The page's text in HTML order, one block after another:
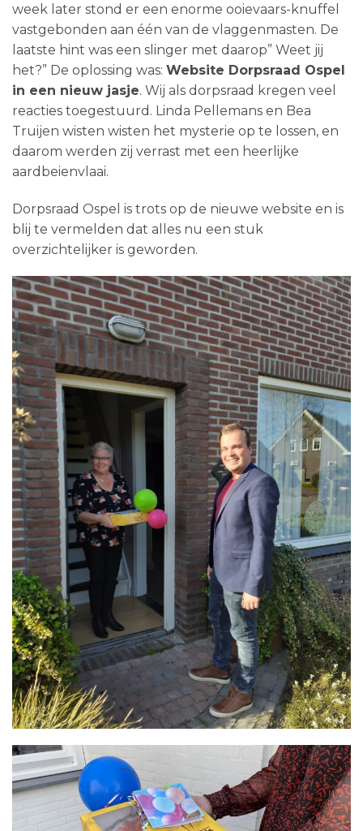
week later stond er een enorme ooievaars-knuffel
vastgebonden aan één van de vlaggenmasten. De
laatste hint was een slinger met daarop” Weet jij
het?” De oplossing was: Website Dorpsraad Ospel
in een nieuw jasje. Wij als dorpsraad kregen veel
reacties toegestuurd. Linda Pellemans en Bea
Truijen wisten wisten het mysterie op te lossen, en
daarom werden zij verrast met een heerlijke
aardbeienvlaai.
Dorpsraad Ospel is trots op de nieuwe website en is
blij te vermelden dat alles nu een stuk
overzichtelijker is geworden.